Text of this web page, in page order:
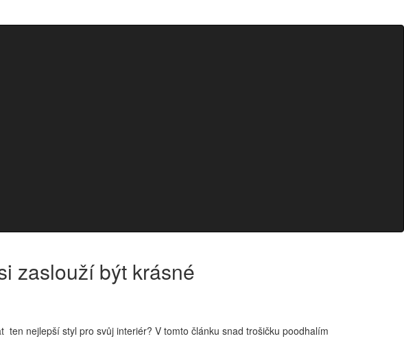
zaslouží být krásné
nejlepší styl pro svůj interiér? V tomto článku snad trošičku poodhalím